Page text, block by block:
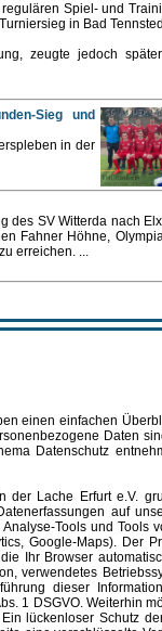
Spiel- und
in Bad
zeugte jedoch
Sieg und
in der
des SV Witterda nach
Fahner Höhne,
erreichen. ...
einen einfachen
Daten
Datenschutz
der Lache Erfurt e.V.
auf
Tools und Tools
Google-Maps). Der
Ihr Browser
verwendetes
dieser
1 DSGVO. Weiterhin
lückenloser Schutz